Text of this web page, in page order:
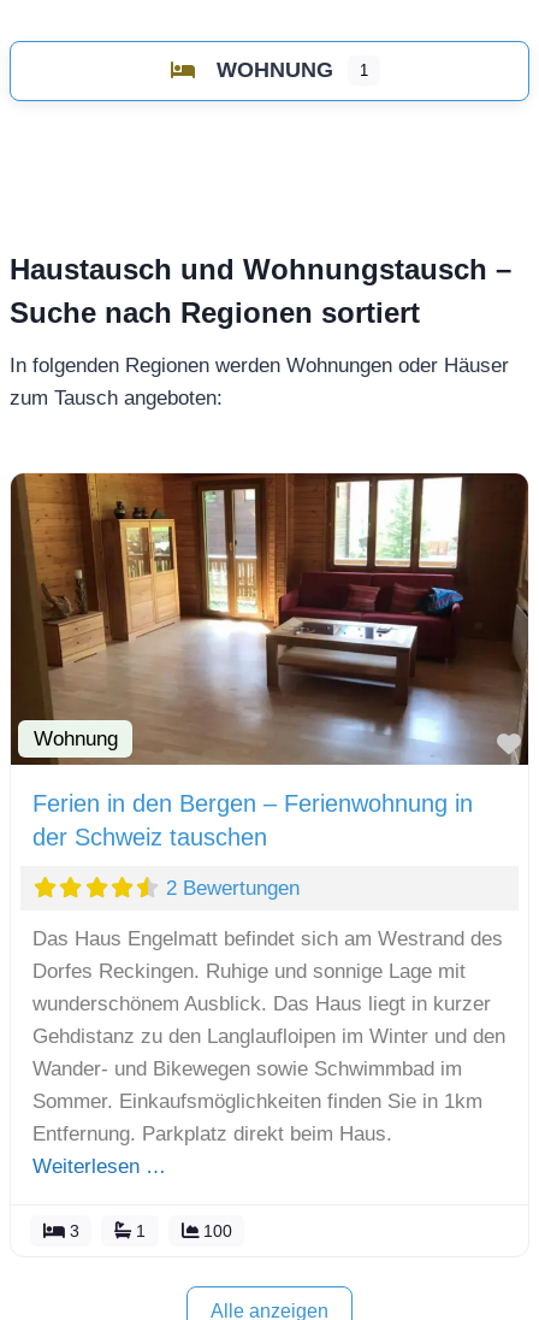
WOHNUNG 1
Haustausch und Wohnungstausch –
Suche nach Regionen sortiert
In folgenden Regionen werden Wohnungen oder Häuser
zum Tausch angeboten:
Wohnung
Ferien in den Bergen – Ferienwohnung in
der Schweiz tauschen
2 Bewertungen
Das Haus Engelmatt befindet sich am Westrand des
Dorfes Reckingen. Ruhige und sonnige Lage mit
wunderschönem Ausblick. Das Haus liegt in kurzer
Gehdistanz zu den Langlaufloipen im Winter und den
Wander- und Bikewegen sowie Schwimmbad im
Sommer. Einkaufsmöglichkeiten finden Sie in 1km
Entfernung. Parkplatz direkt beim Haus.
Weiterlesen …
3 1 100
Alle anzeigen